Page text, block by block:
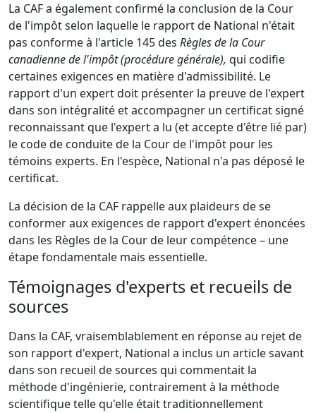
La CAF a également confirmé la conclusion de la Cour
de l'impôt selon laquelle le rapport de National n'était
pas conforme à l'article 145 des Règles de la Cour
canadienne de l'impôt (procédure générale), qui codifie
certaines exigences en matière d'admissibilité. Le
rapport d'un expert doit présenter la preuve de l'expert
dans son intégralité et accompagner un certificat signé
reconnaissant que l'expert a lu (et accepte d'être lié par)
le code de conduite de la Cour de l'impôt pour les
témoins experts. En l'espèce, National n'a pas déposé le
certificat.
La décision de la CAF rappelle aux plaideurs de se
conformer aux exigences de rapport d'expert énoncées
dans les Règles de la Cour de leur compétence – une
étape fondamentale mais essentielle.
Témoignages d'experts et recueils de
sources
Dans la CAF, vraisemblablement en réponse au rejet de
son rapport d'expert, National a inclus un article savant
dans son recueil de sources qui commentait la
méthode d'ingénierie, contrairement à la méthode
scientifique telle qu'elle était traditionnellement